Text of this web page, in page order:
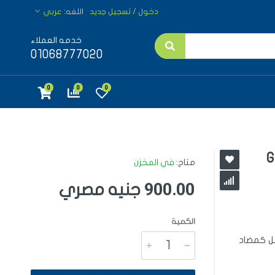
دخول / تسجيل جديد اللغه: عربي
خدمه العملاء
01068777020
0
0
0
كمضاد
متاح: في المخزن
900.00 جنيه مصري
الكمية